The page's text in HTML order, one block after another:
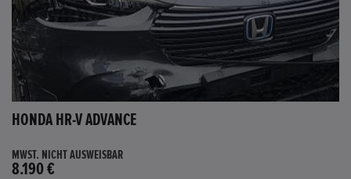
HONDA HR-V ADVANCE
MWST. NICHT AUSWEISBAR
8.190 €